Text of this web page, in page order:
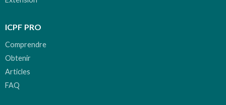
ICPF PRO
Comprendre
Obtenir
Articles
FAQ